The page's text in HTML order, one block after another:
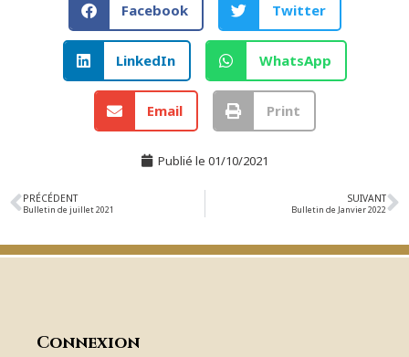
Facebook Twitter
LinkedIn WhatsApp
Email Print
Publié le 01/10/2021
PRÉCÉDENT
Bulletin de juillet 2021
SUIVANT
Bulletin de Janvier 2022
Connexion